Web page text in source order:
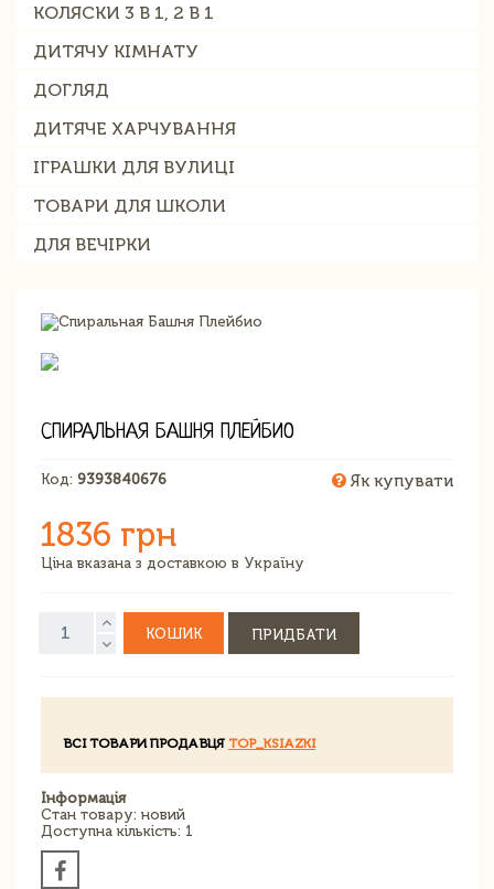
КОЛЯСКИ 3 В 1, 2 В 1
ДИТЯЧУ КІМНАТУ
ДОГЛЯД
ДИТЯЧЕ ХАРЧУВАННЯ
ІГРАШКИ ДЛЯ ВУЛИЦІ
ТОВАРИ ДЛЯ ШКОЛИ
ДЛЯ ВЕЧІРКИ
СПИРАЛЬНАЯ БАШНЯ ПЛЕЙБИО
Код: 9393840676 Як купувати
1836 грн
Ціна вказана з доставкою в Україну
КОШИК ПРИДБАТИ
ВСІ ТОВАРИ ПРОДАВЦЯ TOP_KSIAZKI
Інформація
Стан товару: новий
Доступна кількість: 1